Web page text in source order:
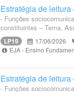
Estratégia de
- Funções
constituintes – Tema,
LP19 17/06/2026
EJA - Ensino
Estratégia de
- Funções